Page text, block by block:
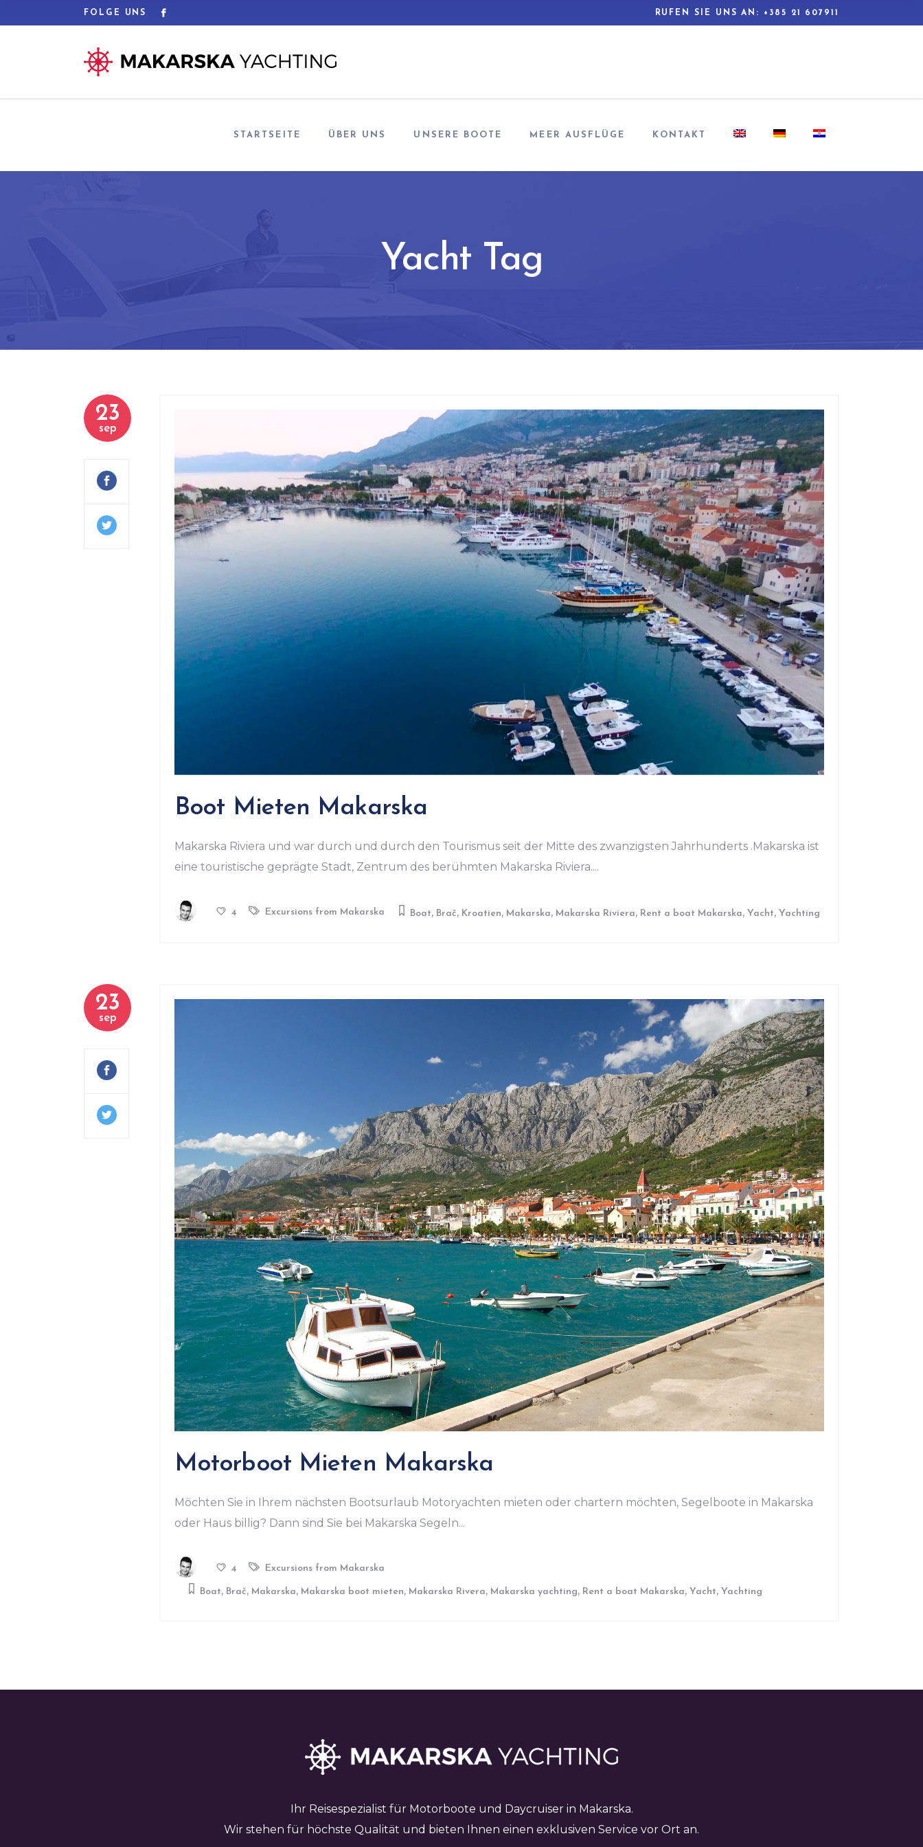
FOLGE UNS RUFEN SIE UNS AN : +385 21 607911
STARTSEITE ÜBER UNS UNSERE BOOTE MEER AUSFLÜGE KONTAKT
Yacht Tag
23
sep
Boot Mieten Makarska
Makarska Riviera und war durch und durch den Tourismus seit der Mitte des zwanzigsten Jahrhunderts .Makarska ist
eine touristische geprägte Stadt, Zentrum des berühmten Makarska Riviera.
4 Excursions from Makarska Boat, Brač, Kroatien, Makarska, Makarska Riviera, Rent a boat Makarska, Yacht, Yachting
23
sep
Motorboot Mieten Makarska
Möchten Sie in Ihrem nächsten Bootsurlaub Motoryachten mieten oder chartern möchten, Segelboote in Makarska
oder Haus billig? Dann sind Sie bei Makarska Segeln
4 Excursions from Makarska
Boat, Brač, Makarska, Makarska boot mieten, Makarska Rivera, Makarska yachting, Rent a boat Makarska, Yacht, Yachting
Ihr Reisespezialist für Motorboote und Daycruiser in Makarska.
Wir stehen für höchste Qualität und bieten Ihnen einen exklusiven Service vor Ort an.